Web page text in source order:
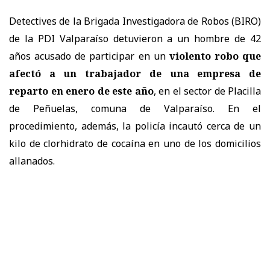
Detectives de la Brigada Investigadora de Robos (BIRO)
de la PDI Valparaíso detuvieron a un hombre de 42
años acusado de participar en un violento robo que
afectó a un trabajador de una empresa de
reparto en enero de este año, en el sector de Placilla
de Peñuelas, comuna de Valparaíso. En el
procedimiento, además, la policía incautó cerca de un
kilo de clorhidrato de cocaína en uno de los domicilios
allanados.